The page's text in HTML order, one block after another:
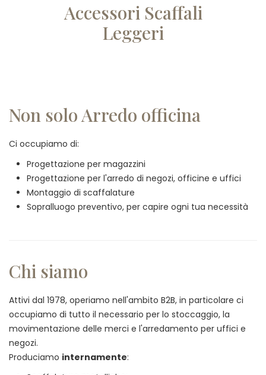
Accessori Scaffali
Leggeri
Non solo Arredo officina
Ci occupiamo di:
Progettazione per magazzini
Progettazione per l'arredo di negozi, officine e uffici
Montaggio di scaffalature
Sopralluogo preventivo, per capire ogni tua necessità
Chi siamo
Attivi dal 1978, operiamo nell'ambito B2B, in particolare ci
occupiamo di tutto il necessario per lo stoccaggio, la
movimentazione delle merci e l'arredamento per uffici e
negozi.
Produciamo internamente: